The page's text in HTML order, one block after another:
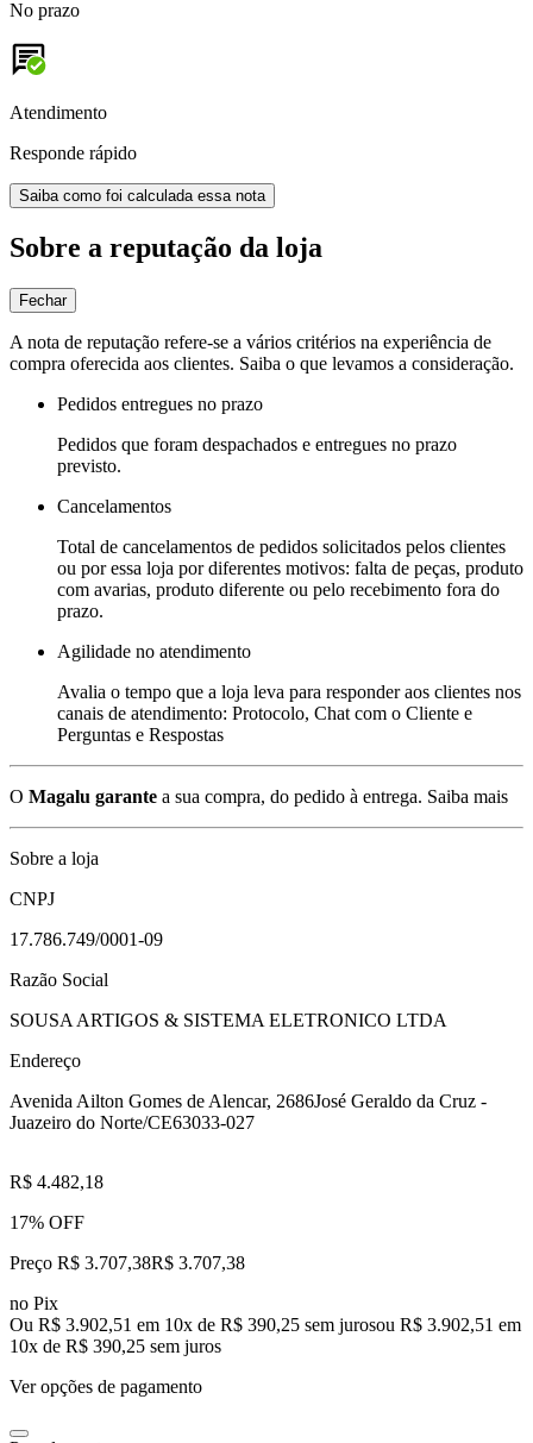
No prazo
Atendimento
Responde rápido
Saiba como foi calculada essa nota
Sobre a reputação da loja
Fechar
A nota de reputação refere-se a vários critérios na experiência de
compra oferecida aos clientes. Saiba o que levamos a consideração.
Pedidos entregues no prazo
Pedidos que foram despachados e entregues no prazo
previsto.
Cancelamentos
Total de cancelamentos de pedidos solicitados pelos clientes
ou por essa loja por diferentes motivos: falta de peças, produto
com avarias, produto diferente ou pelo recebimento fora do
prazo.
Agilidade no atendimento
Avalia o tempo que a loja leva para responder aos clientes nos
canais de atendimento: Protocolo, Chat com o Cliente e
Perguntas e Respostas
O Magalu garante a sua compra, do pedido à entrega. Saiba mais
Sobre a loja
CNPJ
17.786.749/0001-09
Razão Social
SOUSA ARTIGOS & SISTEMA ELETRONICO LTDA
Endereço
Avenida Ailton Gomes de Alencar, 2686José Geraldo da Cruz -
Juazeiro do Norte/CE63033-027
R$ 4.482,18
17% OFF
Preço R$ 3.707,38R$ 3.707,38
no Pix
Ou R$ 3.902,51 em 10x de R$ 390,25 sem jurosou R$ 3.902,51 em
10x de R$ 390,25 sem juros
Ver opções de pagamento